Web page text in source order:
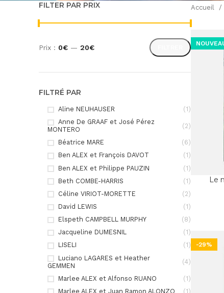
FILTER PAR PRIX
Prix
Prix
Prix : 0€ — 20€
FILTRÉ PAR
Aline NEUHAUSER
(1)
Anne De GRAAF et José Pérez
MONTERO
(2)
Béatrice MARE
(6)
Ben ALEX et François DAVOT
(1)
Ben ALEX et Philippe PAUZIN
(1)
Beth COMBE-HARRIS
(1)
Céline VIRIOT-MORETTE
(2)
David LEWIS
(1)
Elspeth CAMPBELL MURPHY
(8)
Jacqueline DUMESNIL
(1)
LISELI
(1)
Luciano LAGARES et Heather
GEMMEN
(4)
Marlee ALEX et Alfonso RUANO
(1)
Marlee ALEX et Juan Ramon ALONZO
(1)
Accueil
Le
-29%